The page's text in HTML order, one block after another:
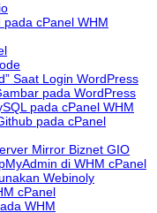
cPanel WHM
Saat Login WordPress
pada WordPress
pada cPanel WHM
pada cPanel
Mirror Biznet GIO
di WHM cPanel
Webinoly
cPanel
WHM